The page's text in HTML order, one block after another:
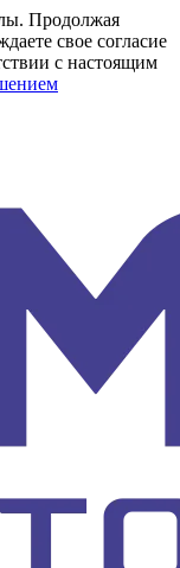
Продолжая
свое согласие
с настоящим